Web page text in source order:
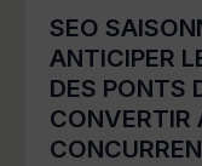
SEO
ANTICIPER
DES PONTS
CONVERTIR